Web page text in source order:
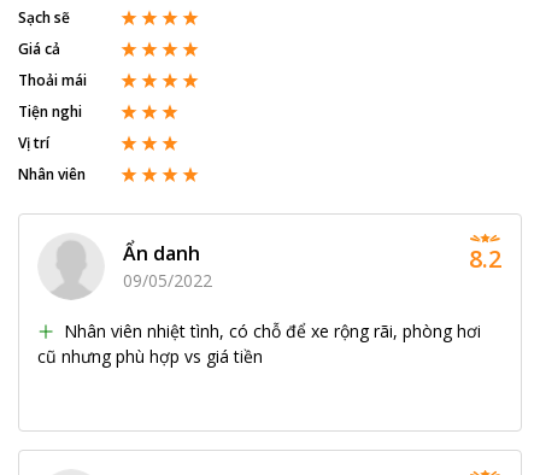
Sạch sẽ
Giá cả
Thoải mái
Tiện nghi
Vị trí
Nhân viên
Ẩn danh
09/05/2022
Nhân viên nhiệt tình, có chỗ để xe rộng rãi, phòng hơi
cũ nhưng phù hợp vs giá tiền
8.2